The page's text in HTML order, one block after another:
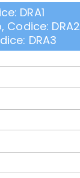
DRA1
Codice: DRA2
DRA3